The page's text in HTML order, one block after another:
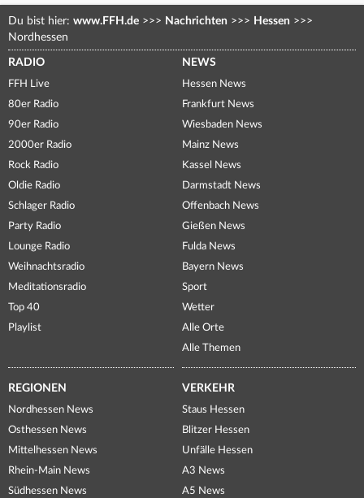
Du bist hier: www.FFH.de >>> Nachrichten >>> Hessen >>>
Nordhessen
RADIO
FFH Live
80er Radio
90er Radio
2000er Radio
Rock Radio
Oldie Radio
Schlager Radio
Party Radio
Lounge Radio
Weihnachtsradio
Meditationsradio
Top 40
Playlist
NEWS
Hessen News
Frankfurt News
Wiesbaden News
Mainz News
Kassel News
Darmstadt News
Offenbach News
Gießen News
Fulda News
Bayern News
Sport
Wetter
Alle Orte
Alle Themen
REGIONEN
Nordhessen News
Osthessen News
Mittelhessen News
Rhein-Main News
Südhessen News
VERKEHR
Staus Hessen
Blitzer Hessen
Unfälle Hessen
A3 News
A5 News